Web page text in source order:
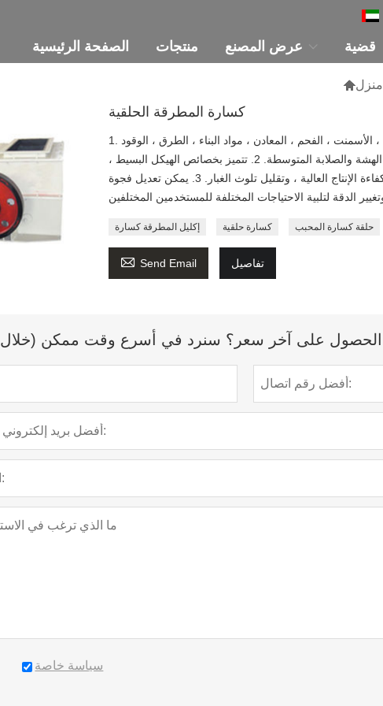
الصفحة الرئيسية منتجات عرض المصنع قضية
منزل
كسارة المطرقة الحلقية
1. كسارة المطرقة الحلقية مناسبة للمناجم ، الأسمنت ، الفحم ، المعادن ، مواد البناء ، الطرق ، الوقود
وغيرها من الأقسام للتكسير الدقيق للمواد الهشة والصلابة المتوسطة. 2. تتميز بخصائص الهيكل البسيط ،
والتفتت الكبير ، وانخفاض مستوى الضجيج ، وكفاءة الإنتاج العالية ، وتقليل تلوث الغبار. 3. يمكن تعديل فجوة
إكليل المطرقة كسارة كسارة حلقية حلقة كسارة المحبب
 Send Email تفاصيل
الحصول على آخر سعر؟ سنرد في أسرع وقت ممكن (خلال 12 ساعة)
سياسة خاصة